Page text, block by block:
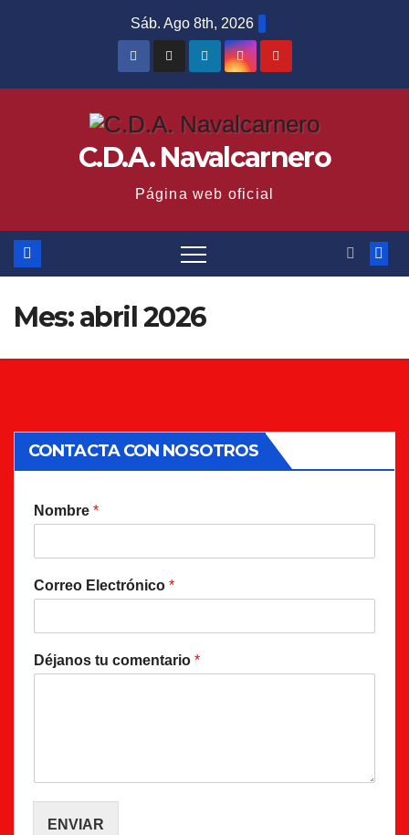
Sáb. Ago 8th, 2026
C.D.A. Navalcarnero
Página web oficial
Mes:abril 2026
CONTACTA CON NOSOTROS
Nombre *
Correo Electrónico *
Déjanos tu comentario *
ENVIAR